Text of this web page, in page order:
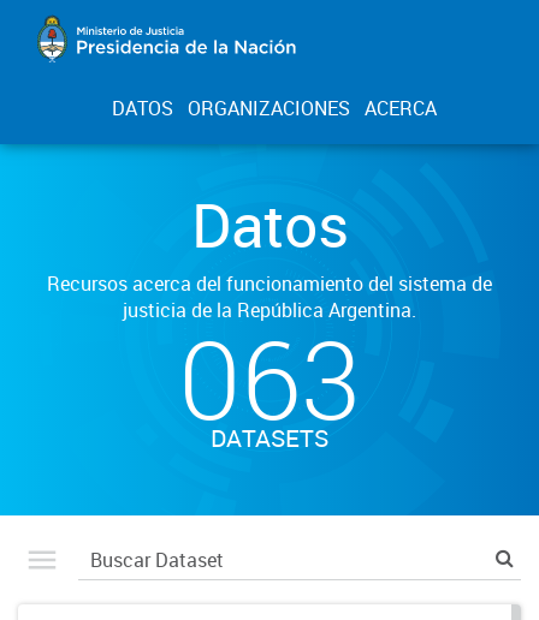
DATOS ORGANIZACIONES ACERCA
Datos
Recursos acerca del funcionamiento del sistema de
justicia de la República Argentina.
063
DATASETS